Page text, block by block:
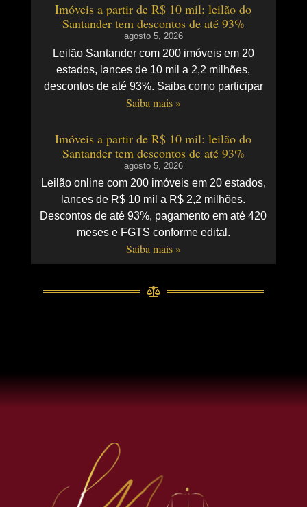
Imóveis a partir de R$ 10 mil: leilão do
Santander tem descontos de até 93%
agosto 5, 2026
Leilão Santander com 200 imóveis em 20
estados, lances de 10 mil a 2,2 milhões,
descontos de até 93%. Saiba como participar
Saiba mais »
Imóveis a partir de R$ 10 mil: leilão do
Santander tem descontos de até 93%
agosto 5, 2026
Leilão online com 200 imóveis em 20 estados,
lances de R$ 10 mil a R$ 2,2 milhões.
Descontos de até 93%, pagamento em até 420
meses e FGTS conforme edital.
Saiba mais »